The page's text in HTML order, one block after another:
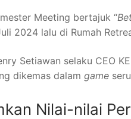
Meeting bertajuk “
2024 lalu di Rumah
Setiawan selaku CEO
dikemas dalam game
Nilai-nilai